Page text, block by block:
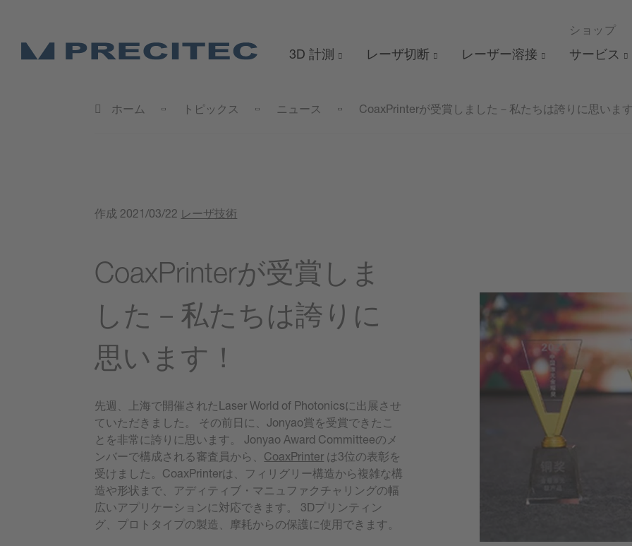
ショップ
3D 計測 レーザ切断 レーザー溶接 サービス
ホーム トピックス ニュース CoaxPrinterが受賞しました－私たちは誇りに思います
作成 2021/03/22 レーザ技術
CoaxPrinterが受賞しま
した－私たちは誇りに
思います！
先週、上海で開催されたLaser World of Photonicsに出展させ
ていただきました。 その前日に、Jonyao賞を受賞できたこ
とを非常に誇りに思います。 Jonyao Award Committeeのメ
ンバーで構成される審査員から、 CoaxPrinter は3位の表彰を
受けました。CoaxPrinterは、フィリグリー構造から複雑な構
造や形状まで、アディティブ・マニュファクチャリングの幅
広いアプリケーションに対応できます。 3Dプリンティン
グ、プロトタイプの製造、摩耗からの保護に使用できます。